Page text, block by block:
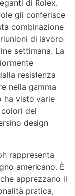
di Rolex.
gli conferisce
combinazione
di lavoro
settimana. La
resistenza
nella gamma
ha visto varie
del
design
rappresenta
americano. È
apprezzano il
pratica,